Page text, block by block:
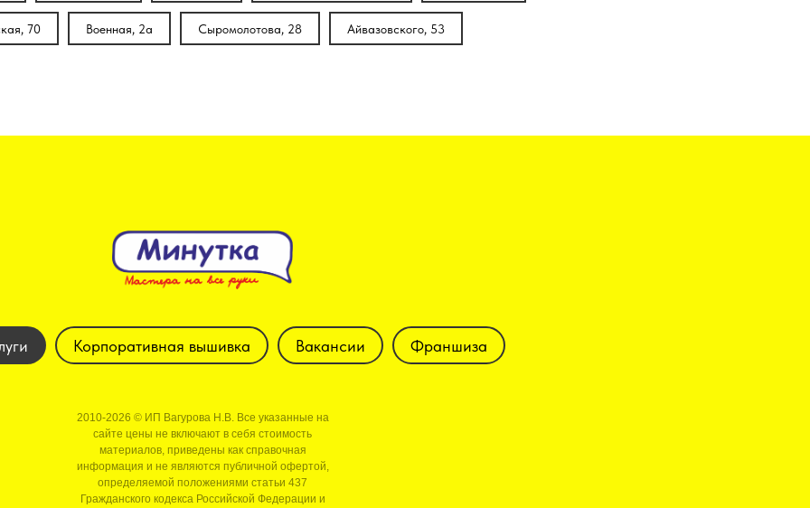
70 Военная, 2а Сыромолотова, 28 Айвазовского, 53
Корпоративная вышивка Вакансии Франшиза
2010-2026 © ИП Вагурова Н.В. Все указанные на
сайте цены не включают в себя стоимость
материалов, приведены как справочная
информация и не являются публичной офертой,
определяемой положениями статьи 437
Гражданского кодекса Российской Федерации и